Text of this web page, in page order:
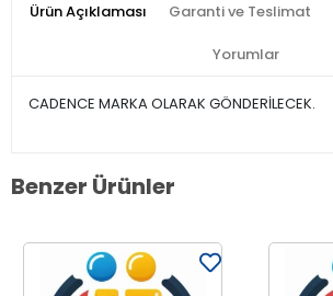
Ürün Açıklaması Garanti ve Teslimat
Yorumlar
CADENCE MARKA OLARAK GÖNDERİLECEK.
Benzer Ürünler